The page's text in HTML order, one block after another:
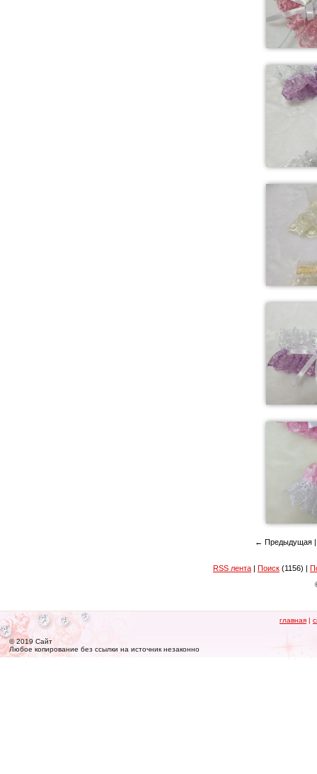
← Предыдущая
RSS лента | Поиск (1156) |
© 2019 Сайт
Любое копирование без ссылки на источник незаконно
главная |